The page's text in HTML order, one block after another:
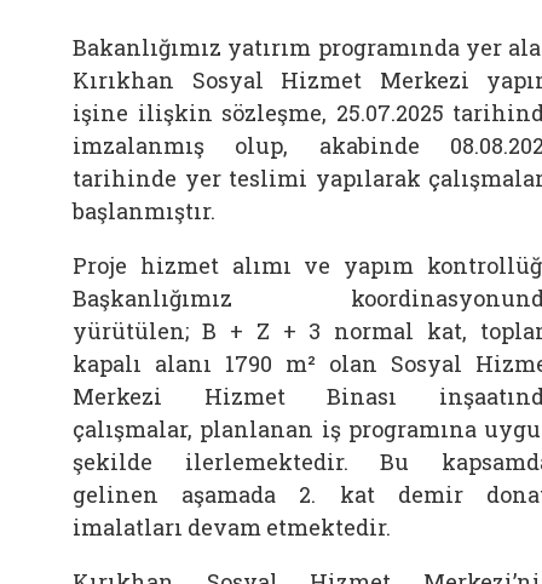
Bakanlığımız yatırım programında yer
Kırıkhan Sosyal Hizmet Merkezi
işine ilişkin sözleşme, 25.07.2025
imzalanmış olup, akabinde
tarihinde yer teslimi yapılarak
başlanmıştır.
Proje hizmet alımı ve yapım
Başkanlığımız
yürütülen; B + Z + 3 normal kat,
kapalı alanı 1790 m² olan Sosyal
Merkezi Hizmet Binası
çalışmalar, planlanan iş programına
şekilde ilerlemektedir. Bu
gelinen aşamada 2. kat demir
imalatları devam etmektedir.